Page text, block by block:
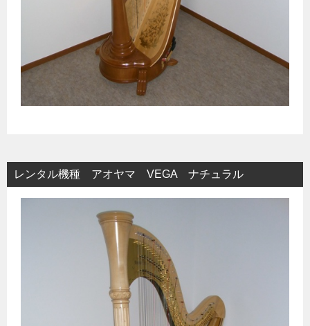
レンタル機種 アオヤマ VEGA ナチュラル